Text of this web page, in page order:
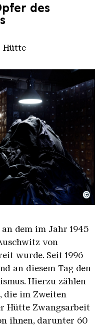
des
Hütte
Hütte | Karl
©
dem im Jahr 1945
von
wurde. Seit 1996
an diesem Tag den
Hierzu zählen
die im Zweiten
Hütte Zwangsarbeit
ihnen, darunter 60